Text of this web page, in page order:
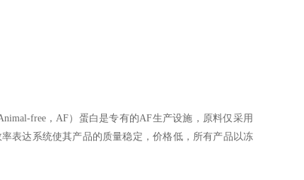
free，AF）蛋白是专有的AF生产设施，原料仅采用
表达系统使其产品的质量稳定，价格低，所有产品以冻